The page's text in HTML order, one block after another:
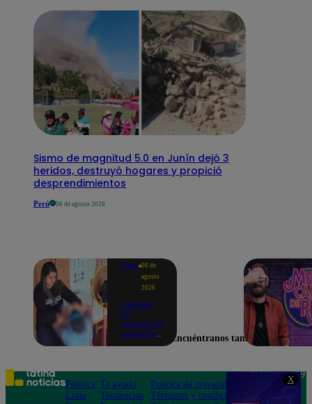
X
Sismo de magnitud 5.0 en Junín dejó 3
heridos, destruyó hogares y propició
desprendimientos
Perú 06 de agosto 2026
Lima 06 de
agosto
2026
Captan
en
cámara la
agresión
niño con
autismo:
madre
Encuéntranos también en
Política
Lima
Te ayudo
Tendencias
Política de privacidad
Términos y condiciones
Teléfono: 219
Av. San